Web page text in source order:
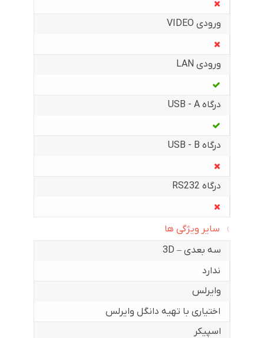
ورودی VIDEO
ورودی LAN
درگاه USB - A
درگاه USB - B
درگاه RS232
سایر ویژگی ها
سه بعدی – 3D
ندارد
وایرلس
اختیاری با تهیه دانگل وایرلس
اسپیکر